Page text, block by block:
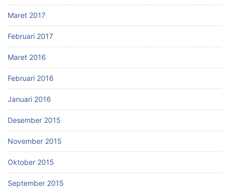
Maret 2017
Februari 2017
Maret 2016
Februari 2016
Januari 2016
Desember 2015
November 2015
Oktober 2015
September 2015